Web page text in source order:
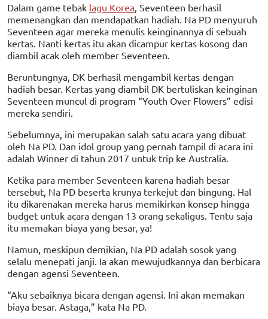
Dalam game tebak lagu Korea , Seventeen berhasil
memenangkan dan mendapatkan hadiah. Na PD menyuruh
Seventeen agar mereka menulis keinginannya di sebuah
kertas. Nanti kertas itu akan dicampur kertas kosong dan
diambil acak oleh member Seventeen.
Beruntungnya, DK berhasil mengambil kertas dengan
hadiah besar. Kertas yang diambil DK bertuliskan keinginan
Seventeen muncul di program “Youth Over Flowers” edisi
mereka sendiri.
Sebelumnya, ini merupakan salah satu acara yang dibuat
oleh Na PD. Dan idol group yang pernah tampil di acara ini
adalah Winner di tahun 2017 untuk trip ke Australia.
Ketika para member Seventeen karena hadiah besar
tersebut, Na PD beserta krunya terkejut dan bingung. Hal
itu dikarenakan mereka harus memikirkan konsep hingga
budget untuk acara dengan 13 orang sekaligus. Tentu saja
itu memakan biaya yang besar, ya!
Namun, meskipun demikian, Na PD adalah sosok yang
selalu menepati janji. Ia akan mewujudkannya dan berbicara
dengan agensi Seventeen.
“Aku sebaiknya bicara dengan agensi. Ini akan memakan
biaya besar. Astaga,” kata Na PD.